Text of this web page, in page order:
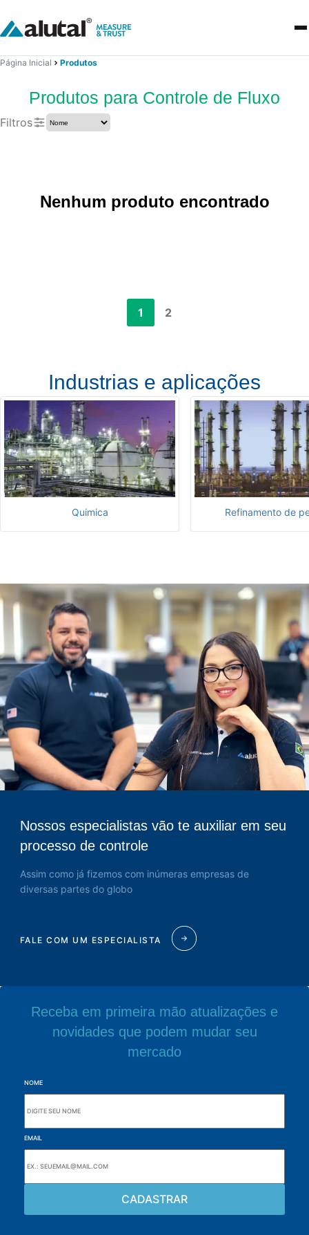
Página Inicial Produtos
Produtos para Controle de Fluxo
Filtros
Nenhum produto encontrado
1 2
Industrias e aplicações
Quimica Refinamento de
Nossos especialistas vão te auxiliar em seu
processo de controle
Assim como já fizemos com inúmeras empresas de
diversas partes do globo
FALE COM UM ESPECIALISTA
Receba em primeira mão atualizações e
novidades que podem mudar seu
mercado
NOME
EMAIL